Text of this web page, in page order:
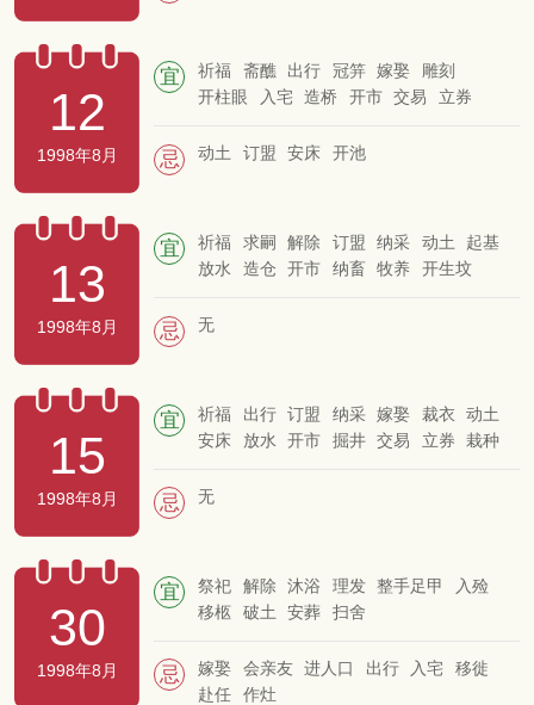
12
1998年8月
宜 祈福 斋醮 出行 冠笄 嫁娶
雕刻
开柱眼
入宅 造桥 开市 交易
立券
启钻
忌 动土 订盟 安床 开池
13
1998年8月
宜 祈福 求嗣 解除 订盟 纳采 动土
起基
放水
造仓 开市 纳畜 牧养
开生坟
忌 无
15
1998年8月
宜 祈福 出行 订盟 纳采 嫁娶 裁衣
动土
安床
放水 开市 掘井 交易 立券
栽种
忌 无
30
1998年8月
宜 祭祀 解除 沐浴 理发 整手足甲
入殓
移柩
破土 安葬 扫舍
忌 嫁娶 会亲友 进人口 出行 入宅
移徙
赴任
作灶